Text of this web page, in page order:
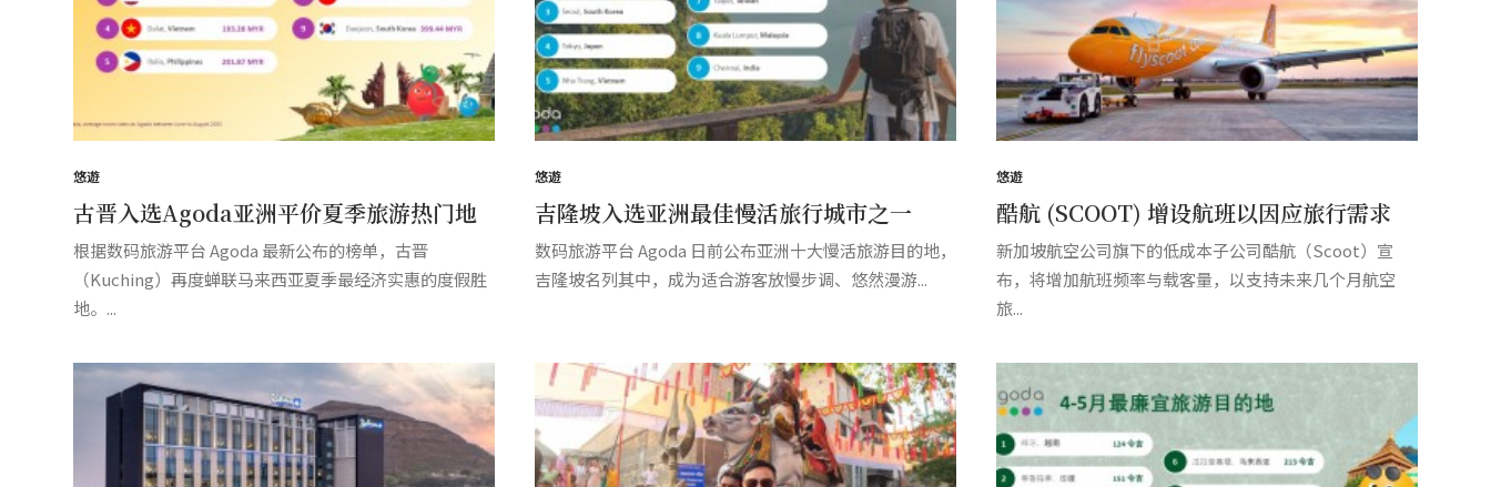
悠遊
古晋入选Agoda亚洲平价夏季旅游热门地
根据数码旅游平台 Agoda 最新公布的榜单，古晋
（Kuching）再度蝉联马来西亚夏季最经济实惠的度假胜
地。...
悠遊
吉隆坡入选亚洲最佳慢活旅行城市之一
数码旅游平台 Agoda 日前公布亚洲十大慢活旅游目的地，
吉隆坡名列其中，成为适合游客放慢步调、悠然漫游...
悠遊
酷航 (SCOOT) 增设航班以因应旅行需求
新加坡航空公司旗下的低成本子公司酷航（Scoot）宣
布，将增加航班频率与载客量，以支持未来几个月航空
旅...